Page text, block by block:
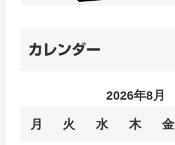
カレンダー
2026年8月
月 火 水 木 金